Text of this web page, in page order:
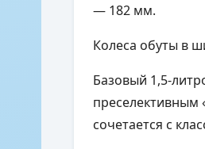
— 182 мм.
Колеса обуты в
Базовый 1,5-
сочетается с